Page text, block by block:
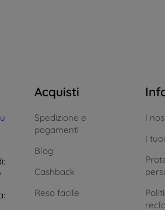
Acquisti
Spedizione e
pagamenti
Blog
Cashback
Reso facile
I
I